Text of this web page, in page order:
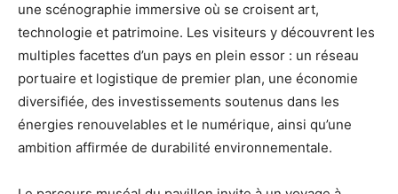
une scénographie immersive où se croisent art,
technologie et patrimoine. Les visiteurs y découvrent les
multiples facettes d’un pays en plein essor : un réseau
portuaire et logistique de premier plan, une économie
diversifiée, des investissements soutenus dans les
énergies renouvelables et le numérique, ainsi qu’une
ambition affirmée de durabilité environnementale.